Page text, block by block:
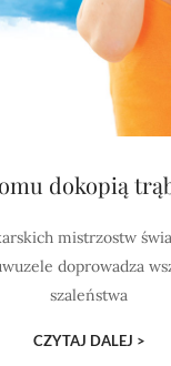
dokopią
mistrzostw
doprowadza
szaleństwa
CZYTAJ DALEJ >